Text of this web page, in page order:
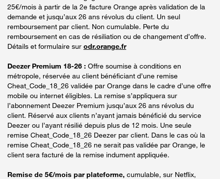
25€/mois à partir de la 2e facture Orange après validation de la
demande et jusqu’aux 26 ans révolus du client. Un seul
remboursement par client. Non cumulable. Perte du
remboursement en cas de résiliation ou de changement d’offre.
Détails et formulaire sur odr.orange.fr
Deezer Premium 18-26 : Offre soumise à conditions en
métropole, réservée au client bénéficiant d’une remise
Cheat_Code_18_26 validée par Orange dans le cadre d’une offre
mobile ou internet éligibles. La remise s’appliquera sur
l’abonnement Deezer Premium jusqu’aux 26 ans révolus du
client. Réservé aux clients n’ayant jamais bénéficié du service
Deezer ou l’ayant résilié depuis plus de 12 mois. Une seule
remise Cheat_Code_18_26 Deezer par client. Dans le cas où la
remise Cheat_Code_18_26 ne serait pas validée par Orange, le
client sera facturé de la remise indument appliquée.
Remise de 5€/mois par plateforme, cumulable, sur Netflix,